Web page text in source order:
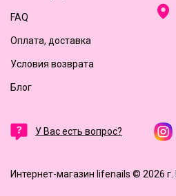
FAQ
Оплата, доставка
Условия возврата
Блог
У Вас есть вопрос?
Интернет-магазин lifenails © 2026 г.